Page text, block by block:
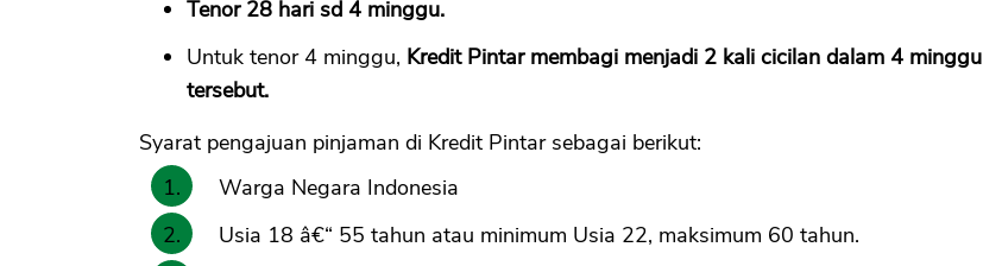
Tenor 28 hari sd 4 minggu.
Untuk tenor 4 minggu, Kredit Pintar membagi menjadi 2 kali cicilan dalam 4 minggu
tersebut.
Syarat pengajuan pinjaman di Kredit Pintar sebagai berikut:
Warga Negara Indonesia
Usia 18 â€“ 55 tahun atau minimum Usia 22, maksimum 60 tahun.